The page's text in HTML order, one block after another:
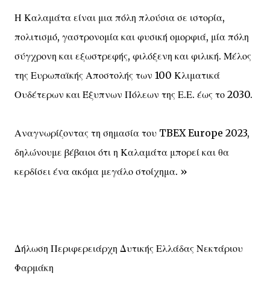
Η Καλαμάτα είναι μια πόλη πλούσια σε ιστορία,
πολιτισμό, γαστρονομία και φυσική ομορφιά, μία πόλη
σύγχρονη και εξωστρεφής, φιλόξενη και φιλική. Μέλος
της Ευρωπαϊκής Αποστολής των 100 Κλιματικά
Ουδέτερων και Έξυπνων Πόλεων της Ε.Ε. έως το 2030.
Αναγνωρίζοντας τη σημασία του TBEX Europe 2023,
δηλώνουμε βέβαιοι ότι η Καλαμάτα μπορεί και θα
κερδίσει ένα ακόμα μεγάλο στοίχημα. »
Δήλωση Περιφερειάρχη Δυτικής Ελλάδας Νεκτάριου
Φαρμάκη